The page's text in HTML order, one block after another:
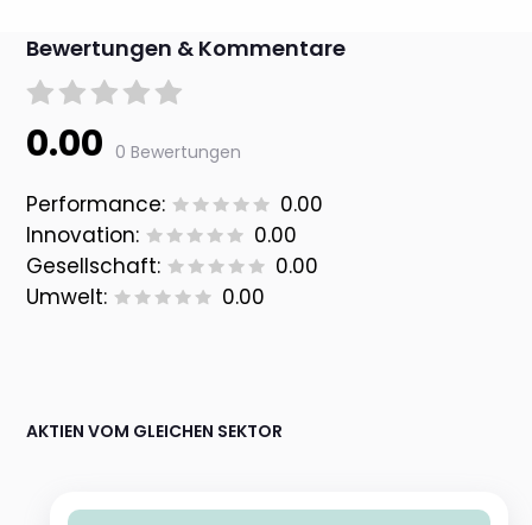
Bewertungen & Kommentare
0.00 0 Bewertungen
Performance:
0.00
Innovation:
0.00
Gesellschaft:
0.00
Umwelt:
0.00
AKTIEN VOM GLEICHEN SEKTOR